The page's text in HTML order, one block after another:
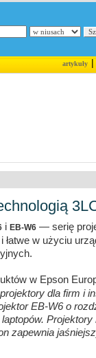
artykuły|
i EB-W6 — serię
w użyciu
w Epson
dla firm i
EB-W6 o
Projektory
zapewnia